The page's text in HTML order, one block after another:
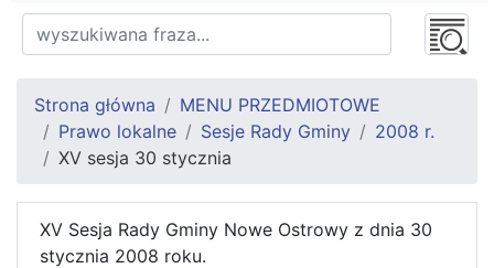
Strona główna
MENU PRZEDMIOTOWE
Prawo lokalne
Sesje Rady Gminy
2008 r.
XV sesja 30 stycznia
XV Sesja Rady Gminy Nowe Ostrowy z dnia 30
stycznia 2008 roku.